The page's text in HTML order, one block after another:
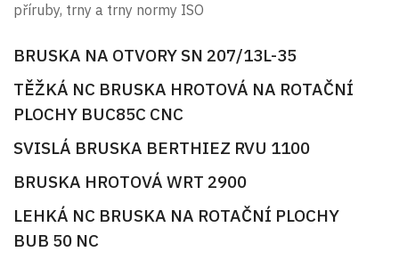
příruby, trny a trny normy ISO
BRUSKA NA OTVORY SN 207/13L-35
TĚŽKÁ NC BRUSKA HROTOVÁ NA ROTAČNÍ
PLOCHY BUC85C CNC
SVISLÁ BRUSKA BERTHIEZ RVU 1100
BRUSKA HROTOVÁ WRT 2900
LEHKÁ NC BRUSKA NA ROTAČNÍ PLOCHY
BUB 50 NC